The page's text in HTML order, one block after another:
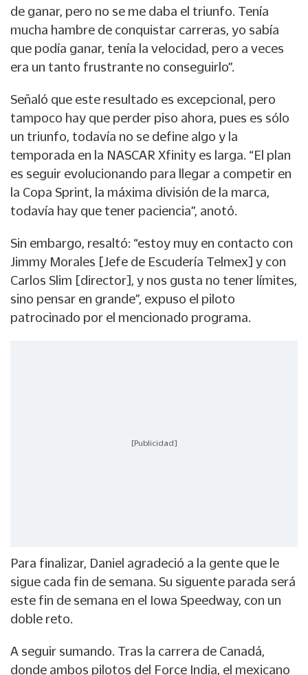
de ganar, pero no se me daba el triunfo. Tenía
mucha hambre de conquistar carreras, yo sabía
que podía ganar, tenía la velocidad, pero a veces
era un tanto frustrante no conseguirlo”.
Señaló que este resultado es excepcional, pero
tampoco hay que perder piso ahora, pues es sólo
un triunfo, todavía no se define algo y la
temporada en la NASCAR Xfinity es larga. “El plan
es seguir evolucionando para llegar a competir en
la Copa Sprint, la máxima división de la marca,
todavía hay que tener paciencia”, anotó.
Sin embargo, resaltó: “estoy muy en contacto con
Jimmy Morales [Jefe de Escudería Telmex] y con
Carlos Slim [director], y nos gusta no tener límites,
sino pensar en grande”, expuso el piloto
patrocinado por el mencionado programa.
[Publicidad]
Para finalizar, Daniel agradeció a la gente que le
sigue cada fin de semana. Su siguente parada será
este fin de semana en el Iowa Speedway, con un
doble reto.
A seguir sumando. Tras la carrera de Canadá,
donde ambos pilotos del Force India, el mexicano